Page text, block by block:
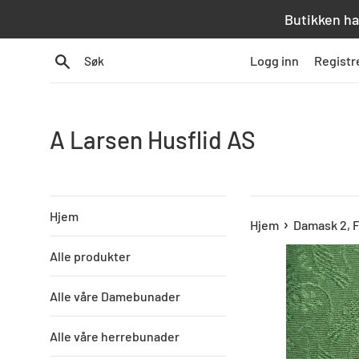
Butikken
Søk Logg inn
A Larsen Husflid AS
Hjem
Alle produkter
Alle våre Damebunader
Alle våre herrebunader
Hjem › Damask 2,